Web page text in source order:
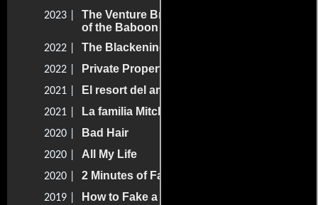
2023 |
The Venture Bros.: Radiant Is the Blood
of the Baboon Heart
2022 | The Blackening
2022 | Private Property
2021 | El resort del amor
2021 | La familia Mitchell vs. las máquinas
2020 | Bad Hair
2020 | All My Life
2020 | 2 Minutes of Fame
2019 | How to Fake a War